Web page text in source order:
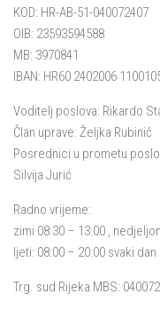
KOD: HR-AB-51-040072407
OIB: 23593594588
MB: 3970841
IBAN: HR60 2402006
Voditelj poslova: Rikardo
Član uprave: Željka Rubinić
Posrednici u prometu
Silvija Jurić
Radno vrijeme:
zimi 08:30 – 13:00 ,
ljeti: 08:00 – 20:00 svaki dan
Trg. sud Rijeka MBS: